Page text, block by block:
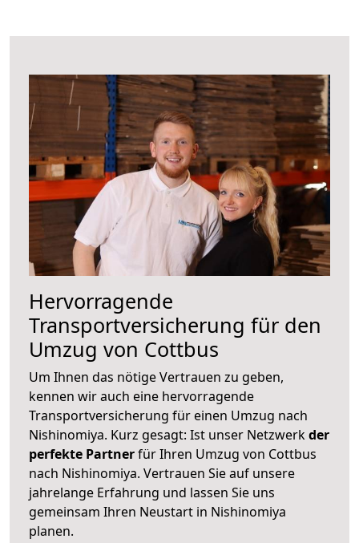
Hervorragende
Transportversicherung für den
Umzug von Cottbus
Um Ihnen das nötige Vertrauen zu geben,
kennen wir auch eine hervorragende
Transportversicherung für einen Umzug nach
Nishinomiya. Kurz gesagt: Ist unser Netzwerkder
perfekte Partnerfür Ihren Umzug von Cottbus
nach Nishinomiya. Vertrauen Sie auf unsere
jahrelange Erfahrung und lassen Sie uns
gemeinsam Ihren Neustart in Nishinomiya
planen.